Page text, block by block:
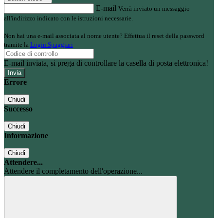
E-mail Verrà inviato un messaggio
all'indirizzo indicato con le istruzioni necessarie.
Non hai una e-mail associata al nome utente? Effettua il reset della password
tramite la Login Spaggiari
E-mail inviata, si prega di controllare la casella di posta elettronica!
Errore
Chiudi
Successo
Chiudi
Informazione
Chiudi
Attendere...
Attendere il completamento dell'operazione...